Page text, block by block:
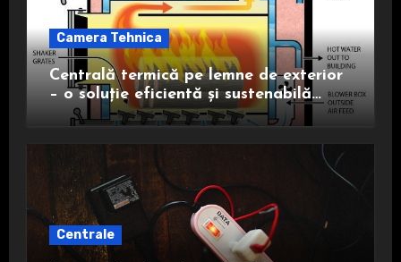
Camera Tehnica
Centrală termică pe lemne de exterior
– o soluție eficientă și sustenabilă
pentru încălzire
Centrale